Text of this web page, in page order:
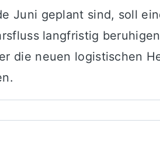
Juni geplant sind, soll
langfristig
die neuen logistischen